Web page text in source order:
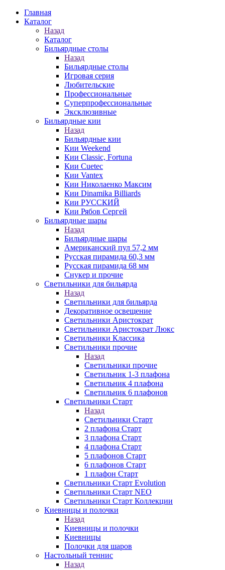
Главная
Каталог
Назад
Каталог
Бильярдные столы
Назад
Бильярдные столы
Игровая серия
Любительские
Профессиональные
Суперпрофессиональные
Эксклюзивные
Бильярдные кии
Назад
Бильярдные кии
Кии Weekend
Кии Classic, Fortuna
Кии Cuetec
Кии Vantex
Кии Николаенко Максим
Кии Dinamika Billiards
Кии РУССКИЙ
Кии Рябов Сергей
Бильярдные шары
Назад
Бильярдные шары
Американский пул 57,2 мм
Русская пирамида 60,3 мм
Русская пирамида 68 мм
Снукер и прочие
Светильники для бильярда
Назад
Светильники для бильярда
Декоративное освещение
Светильники Аристократ
Светильники Аристократ Люкс
Светильники Классика
Светильники прочие
Назад
Светильники прочие
Светильник 1-3 плафона
Светильник 4 плафона
Светильник 6 плафонов
Светильники Старт
Назад
Светильники Старт
2 плафона Старт
3 плафона Старт
4 плафона Старт
5 плафонов Старт
6 плафонов Старт
1 плафон Старт
Светильники Старт Evolution
Светильники Старт NEO
Светильники Старт Коллекции
Киевницы и полочки
Назад
Киевницы и полочки
Киевницы
Полочки для шаров
Настольный теннис
Назад